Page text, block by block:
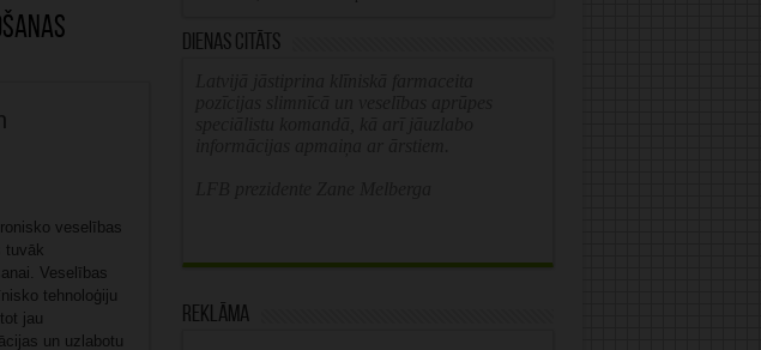
veselības
tuvāk
Veselības
tehnoloģiju
jau
un uzlabotu
Dienas citāts
Reklāma